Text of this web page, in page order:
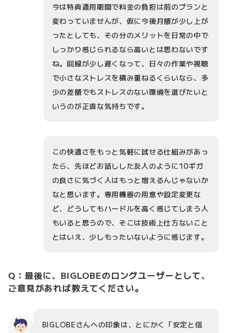
今は特典適用期間で料金の負担は前のプランと
変わっていませんが、仮に今後月額が少し上が
ったとしても、その分のメリットを日常の中で
しっかり感じられるなら高いとは思わないです
ね。回線が少し遅くなって、日々の作業や視聴
で小さなストレスを積み重ねるくらいなら、多
少の差額でもストレスのない環境を選びたいと
いうのが正直な気持ちです。
この快適さをもっと気軽に試せる仕組みがあっ
たら、先ほどお話しした友人のように10ギガ
の良さに気づく人はもっと増えるんじゃないか
なと思います。専用機器の用意や設定変更な
ど、どうしてもハードルを高く感じてしまう人
もいると思うので、そこは技術上仕方ないこと
とはいえ、少しもったいないように感じます。
Q：最後に、BIGLOBEのロングユーザーとして、
ご意見があれば教えてください。
BIGLOBEさんへの印象は、とにかく「安定と信